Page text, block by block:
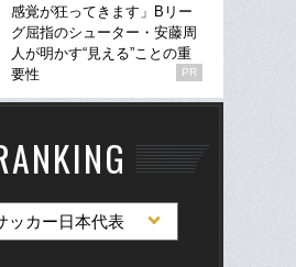
感覚が狂ってきます」Bリー
グ屈指のシューター・安藤周
人が明かす“見える”ことの重
要性
PR
ッカー日本代表